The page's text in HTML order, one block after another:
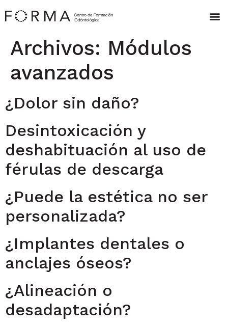
Archivos: Módulos
avanzados
¿Dolor sin daño?
Desintoxicación y
deshabituación al uso de
férulas de descarga
¿Puede la estética no ser
personalizada?
¿Implantes dentales o
anclajes óseos?
¿Alineación o
desadaptación?